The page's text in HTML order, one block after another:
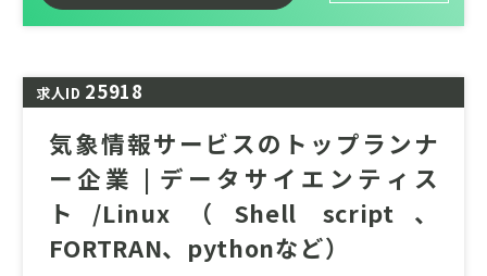
環境・エネルギー事業を担当する環境・エネ
再生可能エネルギーの導入推進と安定活用の
実現に貢献しています。設立以来、開発、継
承された気象、海象の技術は、屋外調査、観
測、数値解析、予測シミュレーションなど多
岐に亘り、気象、海象を総合的に扱える国内
トップのコンサルティング企業です。
日本政府が推進するネットゼロ社会へ向けた
求人ID 25918
気象情報サービスのトップランナ
ー企業 | データサイエンティス
ト/Linux（Shell script、
FORTRAN、pythonなど）